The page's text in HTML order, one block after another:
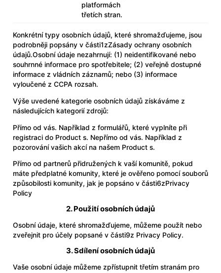
platformách
třetích stran.
Konkrétní typy osobních údajů, které shromažďujeme, jsou
podrobněji popsány v části1zZásady ochrany osobních
údajů.Osobní údaje nezahrnují: (1) neidentifikované nebo
souhrnné informace pro spotřebitele; (2) veřejně dostupné
informace z vládních záznamů; nebo (3) informace
vyloučené z CCPA rozsah.
Výše uvedené kategorie osobních údajů získáváme z
následujících kategorií zdrojů:
Přímo od vás. Například z formulářů, které vyplníte při
registraci do Product s. Nepřímo od vás. Například z
pozorování vašich akcí na našem Product s.
Přímo od partnerů přidružených k vaší komunitě, pokud
máte předplatné komunity, které je ověřeno pomocí souborů
způsobilosti komunity, jak je popsáno v části6zPrivacy
Policy
2. Použití osobních údajů
Osobní údaje, které shromažďujeme, můžeme použít nebo
zveřejnit pro účely popsané v části9z Privacy Policy.
3. Sdílení osobních údajů
Vaše osobní údaje můžeme zpřístupnit třetím stranám pro